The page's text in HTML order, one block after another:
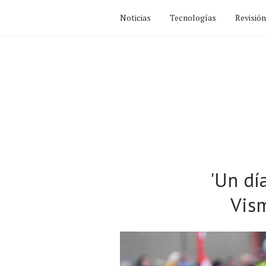
Noticias Tecnologías
'Un